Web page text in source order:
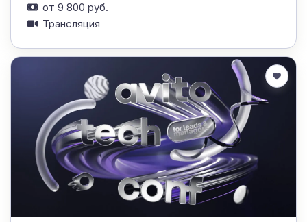
от 9 800 руб.
Трансляция